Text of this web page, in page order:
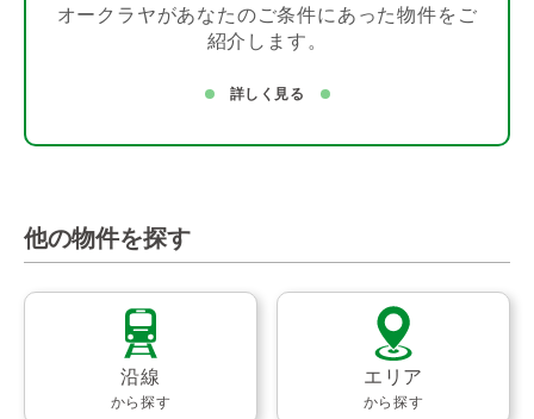
オークラヤがあなたのご条件にあった物件をご
紹介します。
詳しく見る
他の物件を探す
沿線
から探す
エリア
から探す